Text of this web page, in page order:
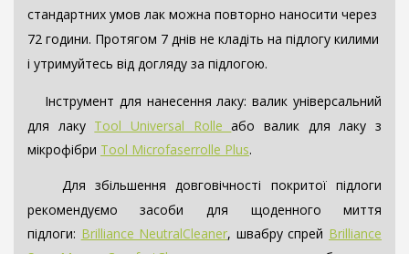
стандартних умов лак можна повторно наносити через
72 години. Протягом 7 днів не кладіть на підлогу килими
і утримуйтесь від догляду за підлогою.
Інструмент для нанесення лаку: валик універсальний
для лаку Tool Universal Rolleабо валик для лаку з
мікрофібри Tool Microfaserrolle Plus.
Для збільшення довговічності покритої підлоги
рекомендуємо засоби для щоденного миття
підлоги: Brilliance NeutralCleaner, швабру спрей Brilliance